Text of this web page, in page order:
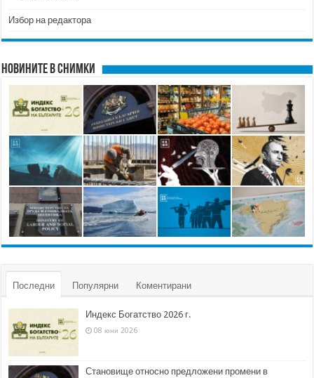
Избор на редактора
Новините в снимки
Последни Популярни Коментирани
Индекс Богатство 2026 г.
08 юни 2026
Становище относно предложени промени в